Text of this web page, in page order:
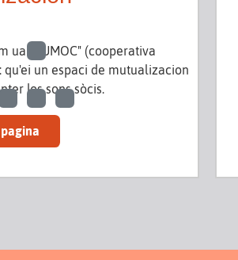
ua "CUMOC" (cooperativa
un espaci de mutualizacion
los sons sòcis.